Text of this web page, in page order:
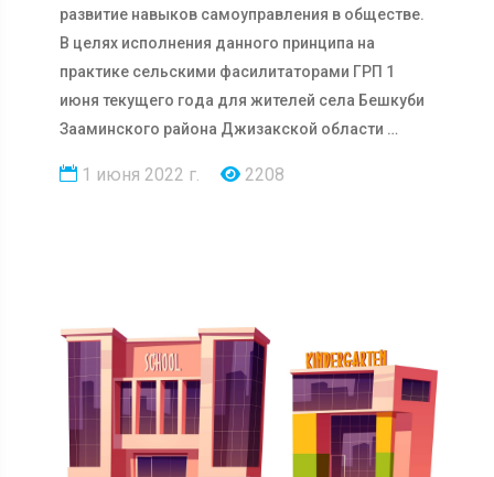
развитие навыков самоуправления в обществе.
В целях исполнения данного принципа на
практике сельскими фасилитаторами ГРП 1
июня текущего года для жителей села Бешкуби
Зааминского района Джизакской области …
1 июня 2022 г. 2208